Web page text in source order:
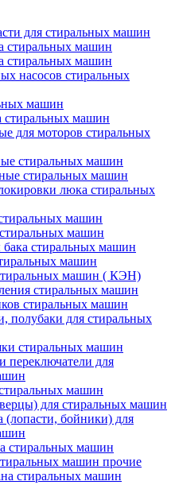
для стиральных машин
машин
стиральных машин
насосов стиральных
машин
машин
для моторов стиральных
стиральных машин
стиральных машин
люка стиральных
машин
машин
стиральных машин
машин
машин ( КЭН)
стиральных машин
стиральных машин
полубаки для стиральных
стиральных машин
переключатели для
машин
для стиральных машин
(лопасти, бойники) для
стиральных машин
машин прочие
стиральных машин